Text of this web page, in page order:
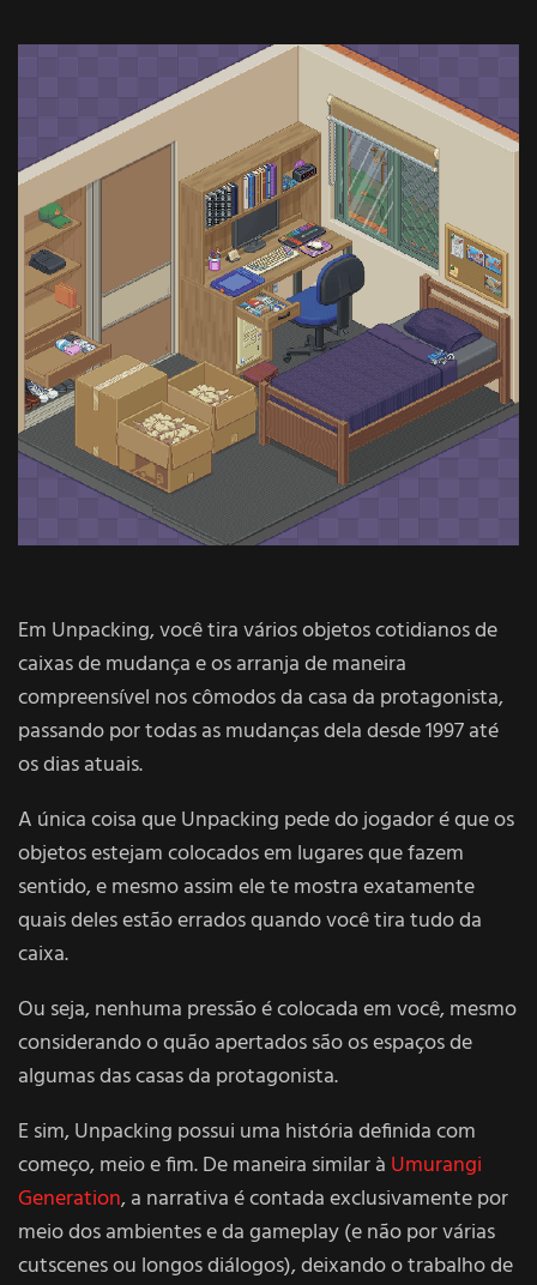
Em Unpacking, você tira vários objetos cotidianos de
caixas de mudança e os arranja de maneira
compreensível nos cômodos da casa da protagonista,
passando por todas as mudanças dela desde 1997 até
os dias atuais.
A única coisa que Unpacking pede do jogador é que os
objetos estejam colocados em lugares que fazem
sentido, e mesmo assim ele te mostra exatamente
quais deles estão errados quando você tira tudo da
caixa.
Ou seja, nenhuma pressão é colocada em você, mesmo
considerando o quão apertados são os espaços de
algumas das casas da protagonista.
E sim, Unpacking possui uma história definida com
começo, meio e fim. De maneira similar à Umurangi
Generation, a narrativa é contada exclusivamente por
meio dos ambientes e da gameplay (e não por várias
cutscenes ou longos diálogos), deixando o trabalho de